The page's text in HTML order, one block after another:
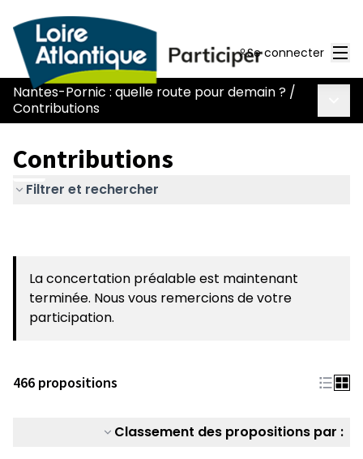
Se connecter
Nantes-Pornic : quelle route pour demain ? /
Contributions
Contributions
Filtrer et rechercher
La concertation préalable est maintenant
terminée. Nous vous remercions de votre
participation.
466 propositions
Classement des propositions par :